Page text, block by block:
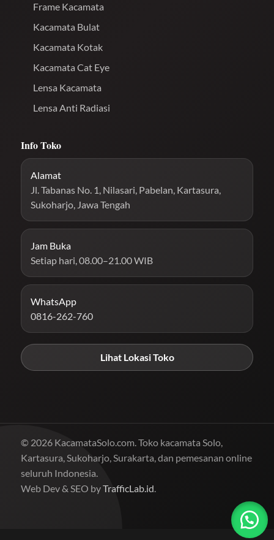
Frame Kacamata
Kacamata Bulat
Kacamata Kotak
Kacamata Cat Eye
Lensa Kacamata
Lensa Anti Radiasi
Info Toko
Alamat
Jl. Tabanas No. 1, Nilasari, Pabelan, Kartasura,
Sukoharjo, Jawa Tengah
Jam Buka
Setiap hari, 08.00–21.00 WIB
WhatsApp
0816-262-760
Lihat Lokasi Toko
© 2026 KacamataSolo.com. Toko kacamata Solo,
Kartasura, Sukoharjo, Surakarta, dan pemesanan online
seluruh Indonesia.
Web Dev & SEO byTrafficLab.id